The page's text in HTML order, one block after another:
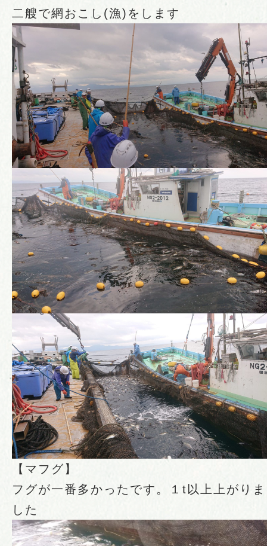
二艘で網おこし(漁)をします
【マフグ】
フグが一番多かったです。１t以上上がりま
した